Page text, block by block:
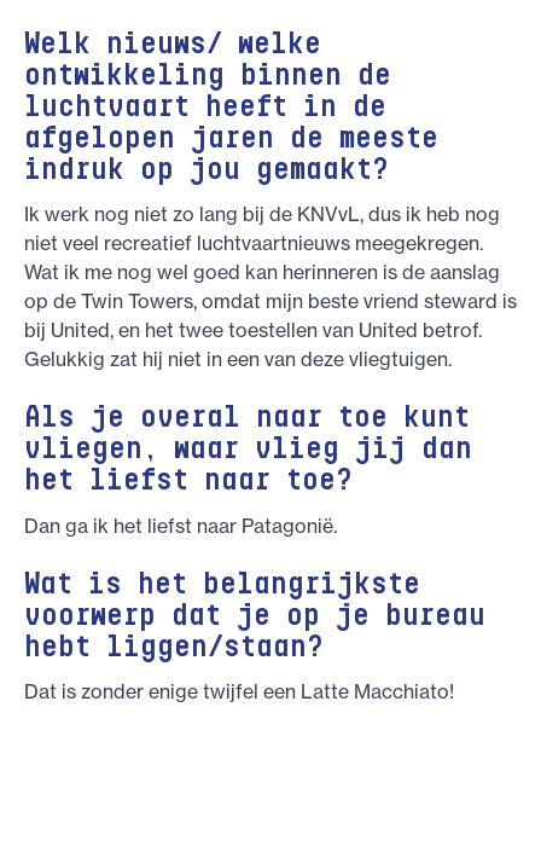
Welk nieuws/ welke
ontwikkeling binnen de
luchtvaart heeft in de
afgelopen jaren de meeste
indruk op jou gemaakt?
Ik werk nog niet zo lang bij de KNVvL, dus ik heb nog
niet veel recreatief luchtvaartnieuws meegekregen.
Wat ik me nog wel goed kan herinneren is de aanslag
op de Twin Towers, omdat mijn beste vriend steward is
bij United, en het twee toestellen van United betrof.
Gelukkig zat hij niet in een van deze vliegtuigen.
Als je overal naar toe kunt
vliegen, waar vlieg jij dan
het liefst naar toe?
Dan ga ik het liefst naar Patagonië.
Wat is het belangrijkste
voorwerp dat je op je bureau
hebt liggen/staan?
Dat is zonder enige twijfel een Latte Macchiato!